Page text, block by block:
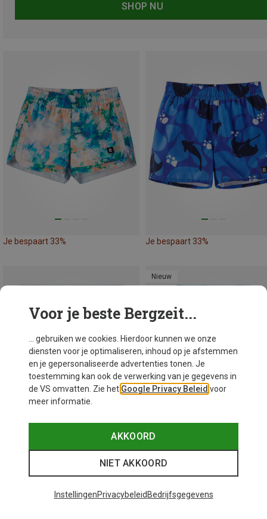
SHOP NU
Je bespaart 33% Je bespaart 33%
Nieuw
25 van 25 producten bekeken
Voor je beste Bergzeit...
... gebruiken we cookies. Hierdoor kunnen we onze
diensten voor je optimaliseren, inhoud op je afstemmen
en je gepersonaliseerde advertenties tonen. Je
toestemming kan ook de verwerking van je gegevens in
de VS omvatten. Zie het Google Privacy Beleid voor
meer informatie.
AKKOORD
NIET AKKOORD
InstellingenPrivacybeleid Bedrijfsgegevens